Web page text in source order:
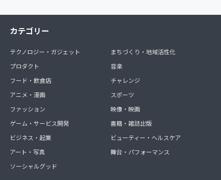
カテゴリー
テクノロジー・ガジェット
プロダクト
フード・飲食店
アニメ・漫画
ファッション
ゲーム・サービス開発
ビジネス・起業
アート・写真
ソーシャルグッド
まちづくり・地域活性化
音楽
チャレンジ
スポーツ
映像・映画
書籍・雑誌出版
ビューティー・ヘルスケア
舞台・パフォーマンス